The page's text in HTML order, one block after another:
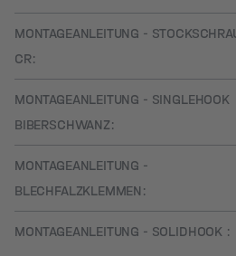
MONTAGEANLEITUNG -
CR:
MONTAGEANLEITUNG - SINGLEHOOK
BIBERSCHWANZ:
MONTAGEANLEITUNG -
BLECHFALZKLEMMEN:
MONTAGEANLEITUNG - SOLIDHOOK :